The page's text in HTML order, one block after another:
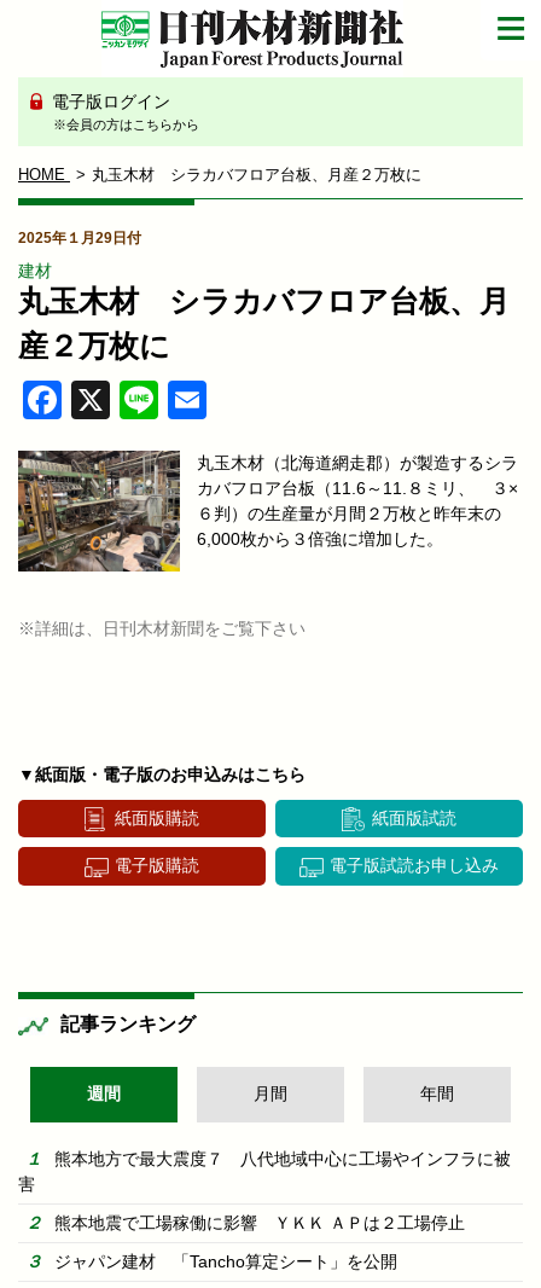
電子版ログイン
※会員の方はこちらから
HOME 丸玉木材 シラカバフロア台板、月産２万枚に
2025年１月29日付
建材
丸玉木材 シラカバフロア台板、月
産２万枚に
Facebook
X Line
丸玉木材（北海道網走郡）が製造するシラ
カバフロア台板（11.6～11.８ミリ、 ３×
６判）の生産量が月間２万枚と昨年末の
6,000枚から３倍強に増加した。
※詳細は、日刊木材新聞をご覧下さい
▼紙面版・電子版のお申込みはこちら
紙面版購読 紙面版試読
電子版購読 電子版試読お申し込み
記事ランキング
週間 月間 年間
熊本地方で最大震度７ 八代地域中心に工場やインフラに被
害
熊本地震で工場稼働に影響 ＹＫＫ ＡＰは２工場停止
ジャパン建材 「Tancho算定シート」を公開